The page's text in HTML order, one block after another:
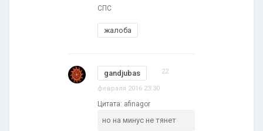
СПС
жалоба
gandjubas 22
февраля 2016 23:30
Цитата: afinagor
но на минус не тянет